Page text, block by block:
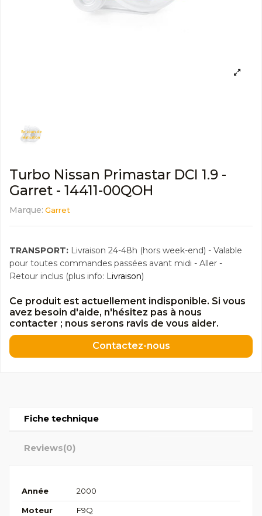
Turbo Nissan Primastar DCI 1.9 -
Garret - 14411-00QOH
Marque: Garret
TRANSPORT: Livraison 24-48h (hors week-end) - Valable
pour toutes commandes passées avant midi - Aller -
Retour inclus (plus info: Livraison)
Ce produit est actuellement indisponible. Si vous
avez besoin d'aide, n'hésitez pas à nous
contacter ; nous serons ravis de vous aider.
Contactez-nous
Fiche technique
Reviews(0)
Année 2000
Moteur F9Q